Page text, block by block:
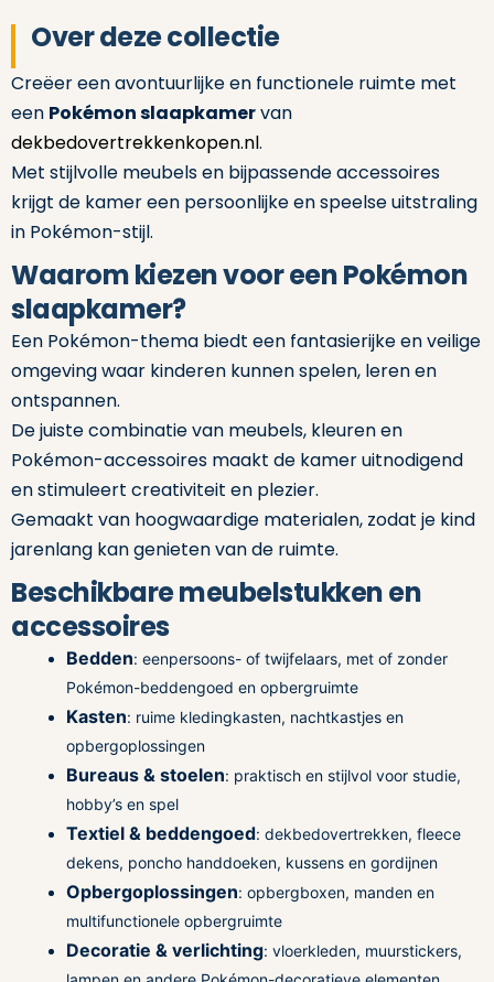
Over deze collectie
Creëer een avontuurlijke en functionele ruimte met
een Pokémon slaapkamervan
dekbedovertrekkenkopen.nl.
Met stijlvolle meubels en bijpassende accessoires
krijgt de kamer een persoonlijke en speelse uitstraling
in Pokémon-stijl.
Waarom kiezen voor een Pokémon
slaapkamer?
Een Pokémon-thema biedt een fantasierijke en veilige
omgeving waar kinderen kunnen spelen, leren en
ontspannen.
De juiste combinatie van meubels, kleuren en
Pokémon-accessoires maakt de kamer uitnodigend
en stimuleert creativiteit en plezier.
Gemaakt van hoogwaardige materialen, zodat je kind
jarenlang kan genieten van de ruimte.
Beschikbare meubelstukken en
accessoires
Bedden: eenpersoons- of twijfelaars, met of zonder
Pokémon-beddengoed en opbergruimte
Kasten: ruime kledingkasten, nachtkastjes en
opbergoplossingen
Bureaus & stoelen: praktisch en stijlvol voor studie,
hobby’s en spel
Textiel & beddengoed: dekbedovertrekken, fleece
dekens, poncho handdoeken, kussens en gordijnen
Opbergoplossingen: opbergboxen, manden en
multifunctionele opbergruimte
Decoratie & verlichting: vloerkleden, muurstickers,